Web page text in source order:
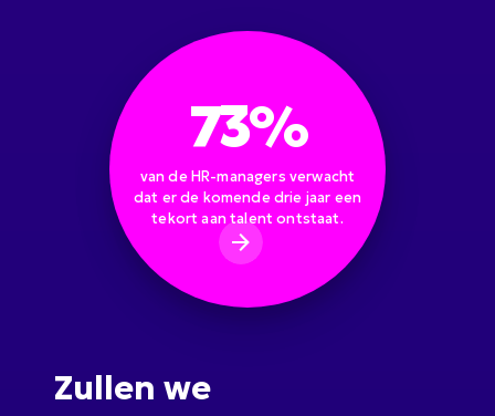
73%
van de HR-managers verwacht
dat er de komende drie jaar een
tekort aan talent ontstaat.
Zullen we